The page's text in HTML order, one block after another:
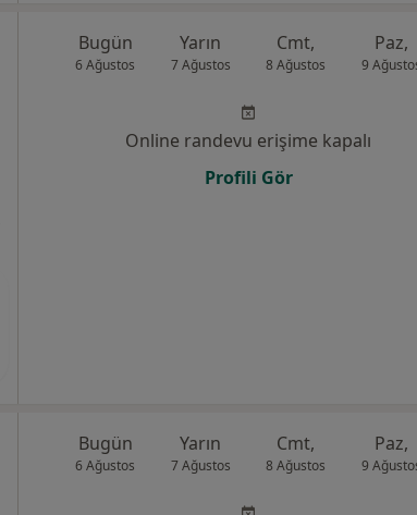
Bugün
6 Ağustos
Yarın
7 Ağustos
Cmt,
8 Ağustos
Paz,
9
Online randevu erişime kapalı
Profili Gör
Bugün
6 Ağustos
Yarın
7 Ağustos
Cmt,
8 Ağustos
Paz,
9